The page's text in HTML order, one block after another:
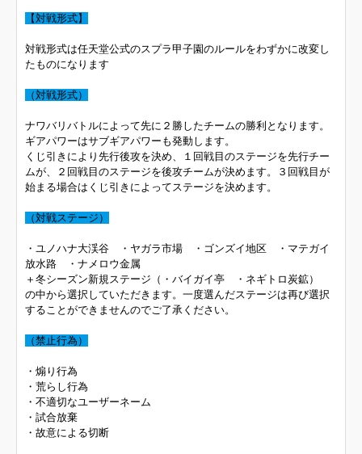
【対戦形式】
対戦形式は任天堂公式のスプラ甲子園のルールをわずかに改変し
たものになります
（対戦形式）
ナワバリバトルによって先に２勝したチームの勝利となります。
ギアパワーはサブギアパワーも発動します。
くじ引きにより先行後攻を決め、１回戦目のステージを先行チー
ムが、２回戦目のステージを後攻チームが決めます。３回戦目が
始まる場合はくじ引きによってステージを決めます。
（対戦ステージ）
・ユノハナ大渓谷 ・ヤガラ市場 ・ゴンズイ地区 ・マテガイ
放水路 ・ナメロウ金属
＋冬シーズン新規ステージ（・バイガイ亭 ・ネギトロ炭鉱）
の中から選択していただきます。一度選んだステージは再び選択
することができませんのでご了承ください。
（禁止行為）
・煽り行為
・荒らし行為
・不適切なユーザーネーム
・試合放棄
・故意による切断